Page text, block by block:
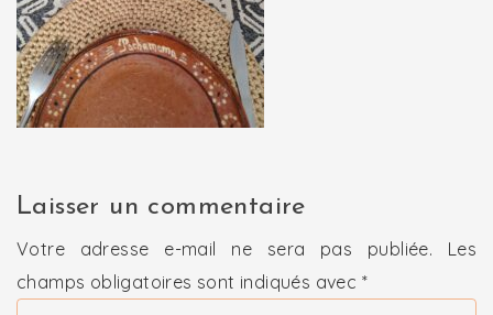
Laisser un commentaire
Votre adresse e-mail ne sera pas publiée.
Les
champs obligatoires sont indiqués avec *